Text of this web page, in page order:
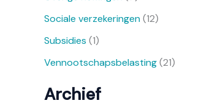
Sociale verzekeringen(12)
Subsidies (1)
Vennootschapsbelasting(21)
Archief